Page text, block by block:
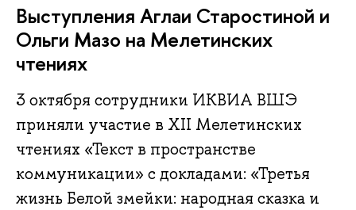
Выступления Аглаи Старостиной и
Ольги Мазо на Мелетинских
чтениях
3 октября сотрудники ИКВИА ВШЭ
приняли участие в XII Мелетинских
чтениях «Текст в пространстве
коммуникации» с докладами: «Третья
жизнь Белой змейки: народная сказка и